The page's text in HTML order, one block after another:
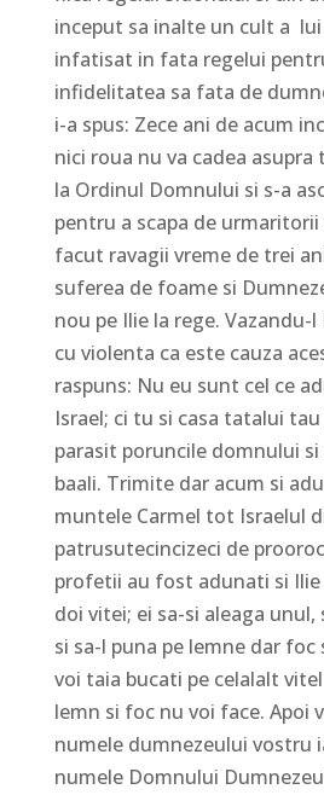
inceput sa inalte un cult a lui
infatisat in fata regelui
infidelitatea sa fata de
i-a spus: Zece ani de acum
nici roua nu va cadea asupra
la Ordinul Domnului si s-a
pentru a scapa de urmaritorii
facut ravagii vreme de trei
suferea de foame si
nou pe Ilie la rege. Vazandu-
cu violenta ca este cauza
raspuns: Nu eu sunt cel ce
Israel; ci tu si casa tatalui
parasit poruncile domnului
baali. Trimite dar acum si
muntele Carmel tot Israelul
patrusutecincizeci de
profetii au fost adunati si Ilie
doi vitei; ei sa-si aleaga
si sa-l puna pe lemne dar foc
voi taia bucati pe celalalt
lemn si foc nu voi face. Apoi
numele dumnezeului vostru
numele Domnului